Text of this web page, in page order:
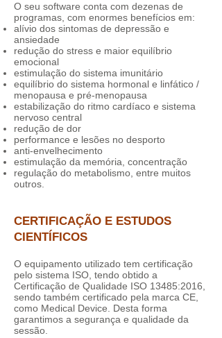
O seu software conta com dezenas de
programas, com enormes benefícios em:
alívio dos sintomas de depressão e
ansiedade
redução do stress e maior equilíbrio
emocional
estimulação do sistema imunitário
equilíbrio do sistema hormonal e linfático /
menopausa e pré-menopausa
estabilização do ritmo cardíaco e sistema
nervoso central
redução de dor
performance e lesões no desporto
anti-envelhecimento
estimulação da memória, concentração
regulação do metabolismo, entre muitos
outros.
CERTIFICAÇÃO E ESTUDOS
CIENTÍFICOS
O equipamento utilizado tem certificação
pelo sistema ISO, tendo obtido a
Certificação de Qualidade ISO 13485:2016,
sendo também certificado pela marca CE,
como Medical Device. Desta forma
garantimos a segurança e qualidade da
sessão.​